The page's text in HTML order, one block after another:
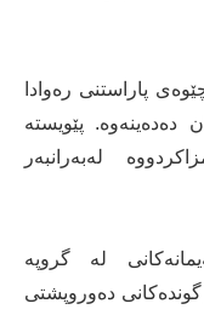
پاراستنی رەوادا
پێویستە
لەبەرانبەر
لە گروپە
دەوروپشتی